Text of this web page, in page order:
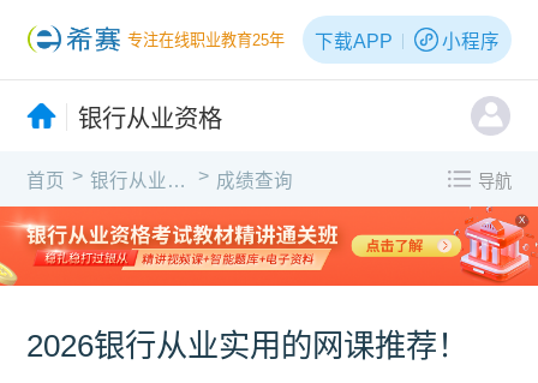
专注在线职业教育25年 下载APP 小程序
银行从业资格
首页 > 银行从业资格 > 成绩查询 导航
X
2026银行从业实用的网课推荐！